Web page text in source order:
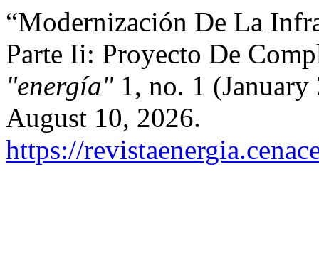
“Modernización De La
Parte Ii: Proyecto De
"energía"1, no. 1 (January
August 10, 2026.
https://